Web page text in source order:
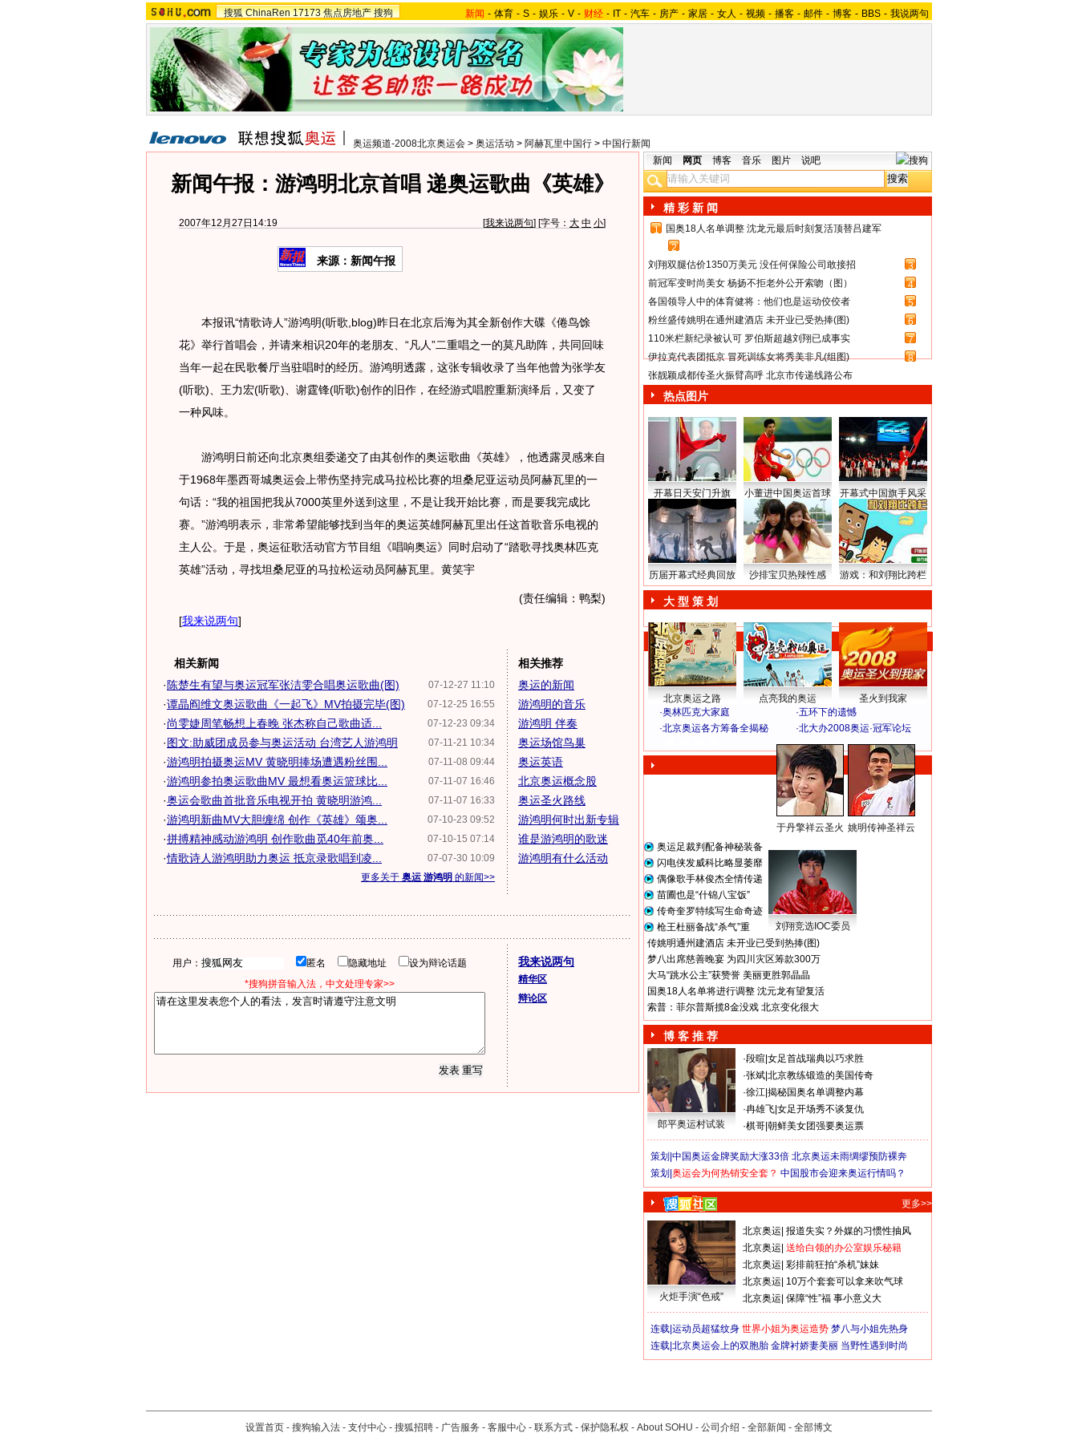
搜狐 ChinaRen 17173 焦点房地产 搜狗 新闻 - 体育 - S - 娱乐 - V - 财经 - IT - 汽车 - 房产 - 家居 - 女人 - 视频 - 播客 - 邮件 - 博客 - BBS - 我说两句
奥运频道-2008北京奥运会 > 奥运活动 > 阿赫瓦里中国行 > 中国行新闻
新闻午报：游鸿明北京首唱 递奥运歌曲《英雄》
2007年12月27日14:19 [我来说两句] [字号： 大 中 小]
来源：新闻午报
本报讯“情歌诗人”游鸿明(听歌,blog)昨日在北京后海为其全新创作大碟《倦鸟馀
花》举行首唱会，并请来相识20年的老朋友、“凡人”二重唱之一的莫凡助阵，共同回味
当年一起在民歌餐厅当驻唱时的经历。游鸿明透露，这张专辑收录了当年他曾为张学友
(听歌)、王力宏(听歌)、谢霆锋(听歌)创作的旧作，在经游式唱腔重新演绎后，又变了
一种风味。
游鸿明日前还向北京奥组委递交了由其创作的奥运歌曲《英雄》，他透露灵感来自
于1968年墨西哥城奥运会上带伤坚持完成马拉松比赛的坦桑尼亚运动员阿赫瓦里的一
句话：“我的祖国把我从7000英里外送到这里，不是让我开始比赛，而是要我完成比
赛。”游鸿明表示，非常希望能够找到当年的奥运英雄阿赫瓦里出任这首歌音乐电视的
主人公。于是，奥运征歌活动官方节目组《唱响奥运》同时启动了“踏歌寻找奥林匹克
英雄”活动，寻找坦桑尼亚的马拉松运动员阿赫瓦里。黄笑宇
(责任编辑：鸭梨)
[我来说两句]
相关新闻
07-12-27 11:10
· 陈楚生有望与奥运冠军张洁雯合唱奥运歌曲(图)
07-12-25 16:55
·谭晶阎维文奥运歌曲《一起飞》MV拍摄完毕(图)
07-12-23 09:34
·尚雯婕周笔畅想上春晚 张杰称自己歌曲适...
07-11-21 10:34
·图文:助威团成员参与奥运活动 台湾艺人游鸿明
07-11-08 09:44
·游鸿明拍摄奥运MV 黄晓明捧场遭遇粉丝围...
07-11-07 16:46
·游鸿明参拍奥运歌曲MV 最想看奥运篮球比...
07-11-07 16:33
·奥运会歌曲首批音乐电视开拍 黄晓明游鸿...
07-10-23 09:52
·游鸿明新曲MV大胆缠绵 创作《英雄》颂奥...
07-10-15 07:14
·拼搏精神感动游鸿明 创作歌曲觅40年前奥...
07-07-30 10:09
·情歌诗人游鸿明助力奥运 抵京录歌唱到凌...
更多关于 奥运 游鸿明 的新闻>>
相关推荐
奥运的新闻
游鸿明的音乐
游鸿明 伴奏
奥运场馆鸟巢
奥运英语
北京奥运概念股
奥运圣火路线
游鸿明何时出新专辑
谁是游鸿明的歌迷
游鸿明有什么活动
用户： 匿名 隐藏地址
设为辩论话题
*搜狗拼音输入法，中文处理专家>>
我来说两句
精华区
辩论区
新闻 网页 博客 音乐 图片 说吧
精 彩 新 闻
1
国奥18人名单调整 沈龙元最后时刻复活顶替吕建军
2
刘翔双腿估价1350万美元 没任何保险公司敢接招
3
前冠军变时尚美女 杨扬不拒老外公开索吻（图）
4
各国领导人中的体育健将：他们也是运动佼佼者
5
粉丝盛传姚明在通州建酒店 未开业已受热捧(图)
6
110米栏新纪录被认可 罗伯斯超越刘翔已成事实
7
伊拉克代表团抵京 冒死训练女将秀美非凡(组图)
8
张靓颖成都传圣火振臂高呼 北京市传递线路公布
热点图片
开幕日天安门升旗 小董进中国奥运首球 开幕式中国旗手风采
历届开幕式经典回放 沙排宝贝热辣性感 游戏：和刘翔比跨栏
大 型 策 划
北京奥运之路 点亮我的奥运
圣火到我家
·奥林匹克大家庭 ·五环下的遗憾
·北京奥运各方筹备全揭秘 ·北大办2008奥运·冠军论坛
于丹擎祥云圣火 姚明传神圣祥云
奥运足裁判配备神秘装备
闪电侠发威科比略显萎靡
偶像歌手林俊杰全情传递
苗圃也是“什锦八宝饭”
传奇奎罗特续写生命奇迹
枪王杜丽备战“杀气”重
刘翔竞选IOC委员
传姚明通州建酒店 未开业已受到热捧(图)
梦八出席慈善晚宴 为四川灾区筹款300万
大马“跳水公主”获赞誉 美丽更胜郭晶晶
国奥18人名单将进行调整 沈元龙有望复活
索普：菲尔普斯揽8金没戏 北京变化很大
博 客 推 荐
郎平奥运村试装
·段暄 女足首战瑞典以巧求胜
·张斌 北京教练锻造的美国传奇
·徐江 揭秘国奥名单调整内幕
·冉雄飞 女足开场秀不谈复仇
·棋哥 朝鲜美女团强要奥运票
策划| 中国奥运金牌奖励大涨33倍 北京奥运未雨绸缪预防裸奔
策划| 奥运会为何热销安全套？ 中国股市会迎来奥运行情吗？
更多>>
火炬手演“色戒”
北京奥运 报道失实？外媒的习惯性抽风
北京奥运 送给白领的办公室娱乐秘籍
北京奥运 彩排前狂拍“杀机”妹妹
北京奥运 10万个套套可以拿来吹气球
北京奥运 保障“性”福 事小意义大
连载| 运动员超猛纹身 世界小姐为奥运造势 梦八与小姐先热身
连载| 北京奥运会上的双胞胎 金牌衬娇妻美丽 当野性遇到时尚
设置首页 - 搜狗输入法 - 支付中心 - 搜狐招聘 - 广告服务 - 客服中心 - 联系方式 - 保护隐私权 - About SOHU - 公司介绍 - 全部新闻 - 全部博文